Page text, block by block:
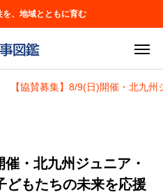
、地域とともに育む
【協賛募集】8/9(日)開催・北九
催・北九州ジュニア・
どもたちの未来を応援